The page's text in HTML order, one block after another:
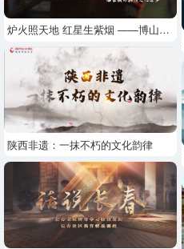
炉火照天地 红星生紫烟 ——博山琉璃（玻璃）
陕西非遗：一抹不朽的文化韵律